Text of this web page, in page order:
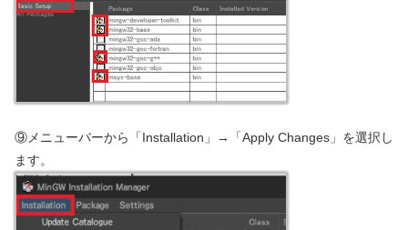
⑨メニューバーから「Installation」→「Apply Changes」を選択し
ます。